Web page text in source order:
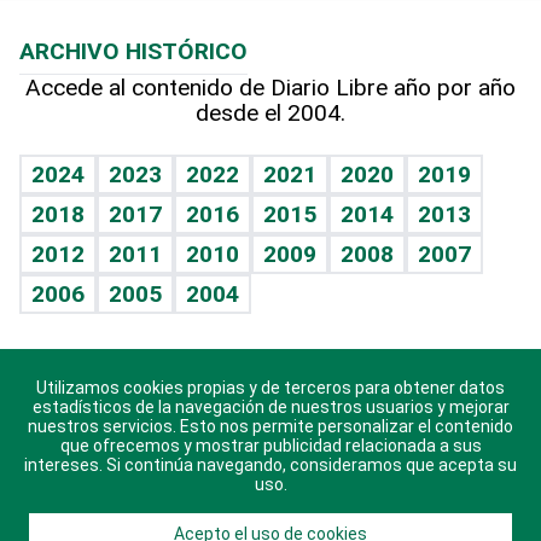
Hablando con el pediatra
Vida y familia
Eñe
Celebrando la vida
Sin complejos
En pocas palabras
Escuchando al corazón
Economía Personal
TBT Deportivo
Más firmas
Hecho en casa
Guía del dinero
Cumpleaños
Horóscopos
Crucigramas
ARCHIVO HISTÓRICO
Accede al contenido de Diario Libre año por año
desde el 2004.
2024 2023 2022 2021 2020
2019
2018
2017 2016 2015 2014
2013
2012
2011 2010 2009 2008
2007
2006
2005 2004
Descarga nuestras aplicaciones para Android, iOS y
sistema Huawei.
Utilizamos cookies propias y de terceros para obtener datos
estadísticos de la navegación de nuestros usuarios y mejorar
nuestros servicios. Esto nos permite personalizar el contenido
que ofrecemos y mostrar publicidad relacionada a sus
intereses. Si continúa navegando, consideramos que acepta su
uso.
Acepto el uso de cookies